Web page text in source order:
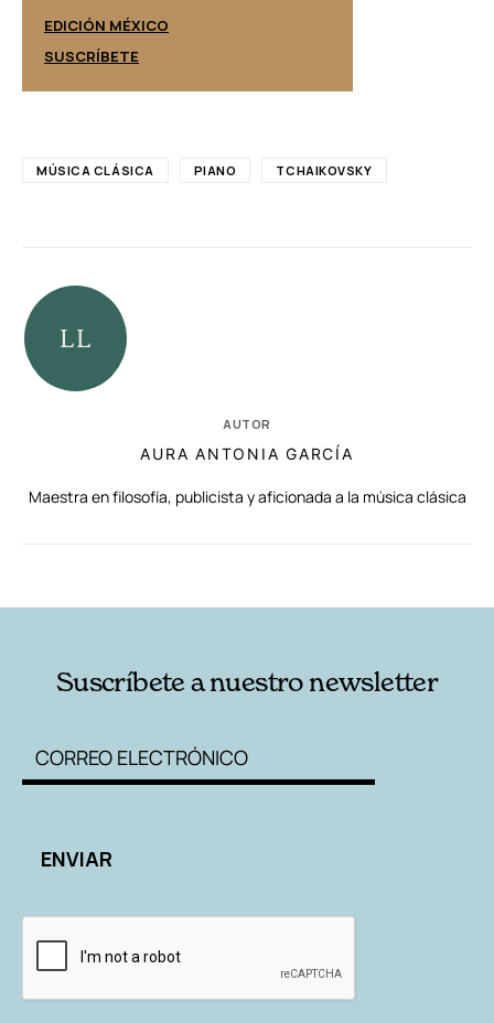
EDICIÓN MÉXICO
SUSCRÍBETE
MÚSICA CLÁSICA PIANO TCHAIKOVSKY
AUTOR
AURA ANTONIA GARCÍA
Maestra en filosofía, publicista y aficionada a la música clásica
Suscríbete a nuestro newsletter